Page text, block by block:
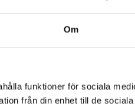
Om
funktioner för sociala
från din enhet till de sociala